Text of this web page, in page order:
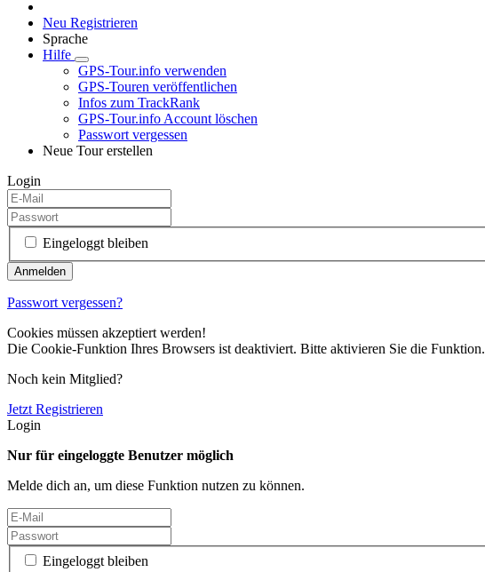
Neu Registrieren
Sprache
Hilfe
GPS-Tour.info verwenden
GPS-Touren veröffentlichen
Infos zum TrackRank
GPS-Tour.info Account löschen
Passwort vergessen
Neue Tour erstellen
Login
Eingeloggt bleiben
Passwort vergessen?
Cookies müssen akzeptiert werden!
Die Cookie-Funktion Ihres Browsers ist deaktiviert. Bitte aktivieren Sie die Funktion.
Noch kein Mitglied?
Jetzt Registrieren
Login
Nur für eingeloggte Benutzer möglich
Melde dich an, um diese Funktion nutzen zu können.
Eingeloggt bleiben